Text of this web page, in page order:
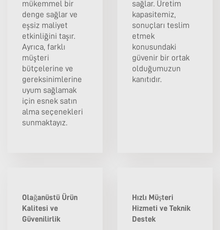
mükemmel bir
denge sağlar ve
eşsiz maliyet
etkinliğini taşır.
Ayrıca, farklı
müşteri
bütçelerine ve
gereksinimlerine
uyum sağlamak
için esnek satın
alma seçenekleri
sunmaktayız.
sağlar. Üretim
kapasitemiz,
sonuçları teslim
etmek
konusundaki
güvenir bir ortak
olduğumuzun
kanıtıdır.
Olağanüstü Ürün
Kalitesi ve
Güvenilirlik
Hızlı Müşteri
Hizmeti ve Teknik
Destek